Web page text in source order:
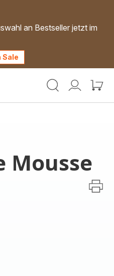
an Bestseller jetzt im
Sale
Mein
Mein
Mousse